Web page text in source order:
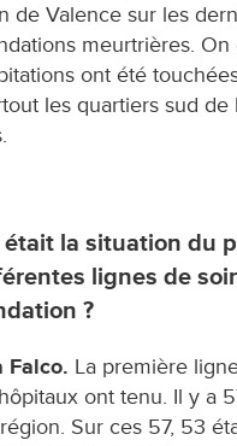
de Valence sur les
meurtrières.
ont été
les quartiers sud
la situation du
lignes de
?
Falco. La première
ont tenu. Il y a
Sur ces 57, 53